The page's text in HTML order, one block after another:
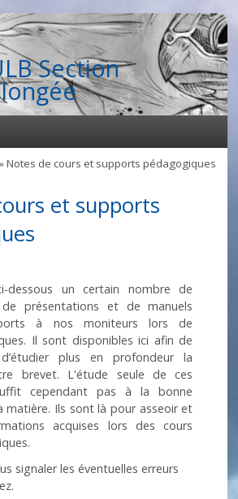
Section
» Notes de cours et supports pédagogiques
et supports
dessous un certain nombre de
présentations et de manuels
à nos moniteurs lors de
Il sont disponibles ici afin de
plus en profondeur la
brevet. L'étude seule de ces
cependant pas à la bonne
matière. Ils sont là pour asseoir et
acquises lors des cours
signaler les éventuelles erreurs